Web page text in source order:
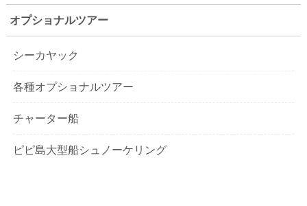
オプショナルツアー
シーカヤック
各種オプショナルツアー
チャーター船
ピピ島大型船シュノーケリング